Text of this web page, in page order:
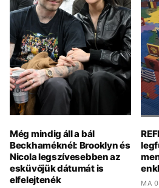
Még mindig áll a bál
Beckhaméknél: Brooklyn és
Nicola legszívesebben az
esküvőjük dátumát is
elfelejtenék
MA